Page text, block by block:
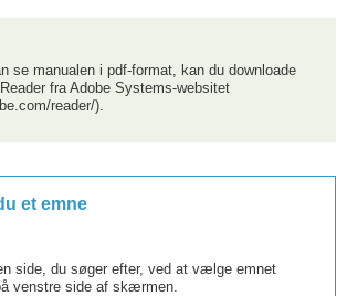
se manualen i pdf-format, kan du downloade
fra Adobe Systems-websitet
reader/).
et emne
side, du søger efter, ved at vælge emnet
venstre side af skærmen.